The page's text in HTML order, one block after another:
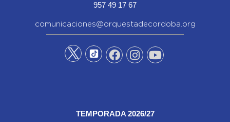
957 49 17 67
comunicaciones@orquestadecordoba.org
TEMPORADA 2026/27